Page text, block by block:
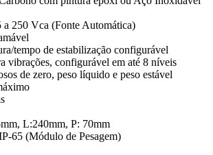
a 250 Vca (Fonte Automática)
tempo de estabilização configurável
vibrações, configurável em até 8 níveis
de zero, peso líquido e peso estável
L:240mm, P: 70mm
65 (Módulo de Pesagem)